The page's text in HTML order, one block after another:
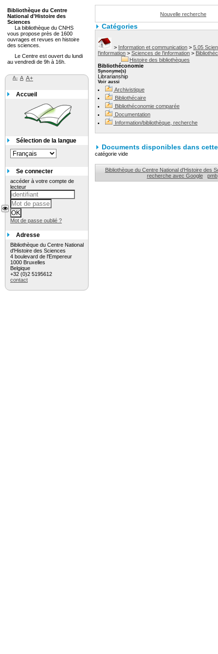
Nouvelle recherche
Catégories
> Information et communication > 5.05
l'information > Sciences de l'information >
Histoire des bibliothèques
Bibliothéconomie
Synonyme(s)
Librarianship
Voir aussi
Archivistique
Bibliothécaire
Bibliothéconomie comparée
Documentation
Information/bibliothèque, recherche
Documents disponibles dans
catégorie vide
Bibliothèque du Centre National d'Histoire des
recherche avec Google
pmb
Bibliothèque du Centre
National d'Histoire des
Sciences
La bibliothèque du CNHS
vous propose près de 1600
ouvrages et revues en histoire
des sciences.
Le Centre est ouvert du lundi
au vendredi de 9h à 16h.
A- A A+
Accueil
Sélection de la langue
Se connecter
accéder à votre compte de
lecteur
Mot de passe oublié ?
Adresse
Bibliothèque du Centre National
d'Histoire des Sciences
4 boulevard de l'Empereur
1000 Bruxelles
Belgique
+32 (0)2 5195612
contact